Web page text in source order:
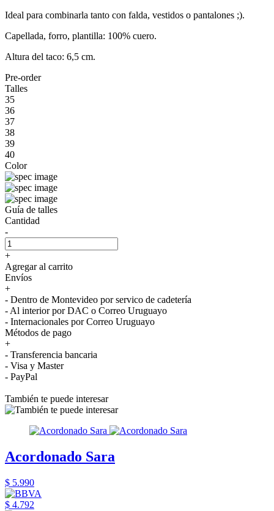
Ideal para combinarla tanto con falda, vestidos o pantalones ;).
Capellada, forro, plantilla: 100% cuero.
Altura del taco: 6,5 cm.
Pre-order
Talles
35
36
37
38
39
40
Color
Guía de talles
Cantidad
-
+
Agregar al carrito
Envíos
+
- Dentro de Montevideo por servico de cadetería
- Al interior por DAC o Correo Uruguayo
- Internacionales por Correo Uruguayo
Métodos de pago
+
- Transferencia bancaria
- Visa y Master
- PayPal
También te puede interesar
Acordonado Sara
$ 5.990
$ 4.792